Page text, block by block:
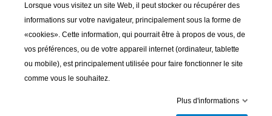
Guide des tailles
Lorsque vous visitez un site Web, il peut stocker ou récupérer des
informations sur votre navigateur, principalement sous la forme de
«cookies». Cette information, qui pourrait être à propos de vous, de
vos préférences, ou de votre appareil internet (ordinateur, tablette
ou mobile), est principalement utilisée pour faire fonctionner le site
comme vous le souhaitez.
Plus d'informations